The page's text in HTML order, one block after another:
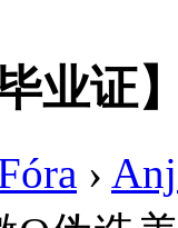
业证
›